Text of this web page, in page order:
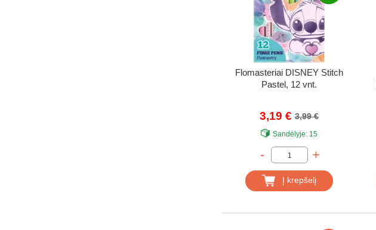
Flomasteriai DISNEY Stitch
Pastel, 12 vnt.
3,19 € 3,99 €
Sandėlyje: 15
- +
Į krepšelį